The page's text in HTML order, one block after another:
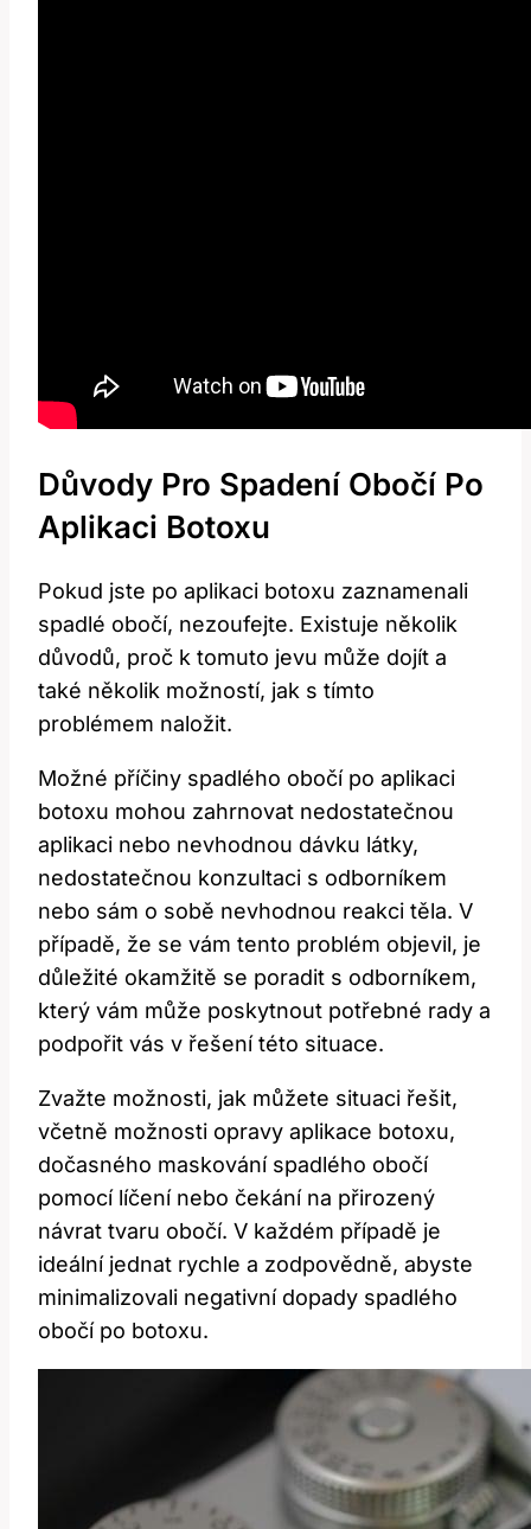
Důvody Pro Spadení Obočí Po
Aplikaci Botoxu
Pokud jste po aplikaci botoxu zaznamenali
spadlé obočí, nezoufejte. Existuje několik
důvodů, proč k tomuto jevu může dojít a
také několik možností, jak s tímto
problémem naložit.
Možné příčiny spadlého obočí po aplikaci
botoxu mohou zahrnovat nedostatečnou
aplikaci nebo nevhodnou dávku látky,
nedostatečnou konzultaci s odborníkem
nebo sám o sobě nevhodnou reakci těla. V
případě, že se vám tento problém objevil, je
důležité okamžitě se poradit s odborníkem,
který vám může poskytnout potřebné rady a
podpořit vás v řešení této situace.
Zvažte možnosti, jak můžete situaci řešit,
včetně možnosti opravy aplikace botoxu,
dočasného maskování spadlého obočí
pomocí líčení nebo čekání na přirozený
návrat tvaru obočí. V každém případě je
ideální jednat rychle a zodpovědně, abyste
minimalizovali negativní dopady spadlého
obočí po botoxu.